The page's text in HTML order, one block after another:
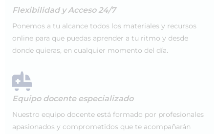
Flexibilidad y Acceso 24/7
Ponemos a tu alcance todos los materiales y recursos
online para que puedas aprender a tu ritmo y desde
donde quieras, en cualquier momento del día.
Equipo docente especializado
Nuestro equipo docente está formado por profesionales
apasionados y comprometidos que te acompañarán